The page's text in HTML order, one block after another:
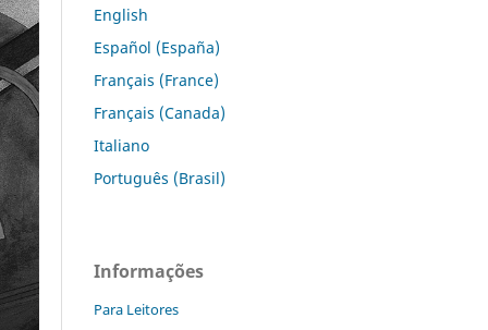
English
Español (España)
Français (France)
Français (Canada)
Italiano
Português (Brasil)
Informações
Para Leitores